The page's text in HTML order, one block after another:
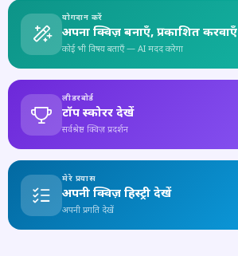
योगदान करें
अपना क्विज़ बनाएँ, प्रकाशित करवाएँ
कोई भी विषय बताएँ — AI मदद करेगा
लीडरबोर्ड
टॉप स्कोरर देखें
सर्वश्रेष्ठ क्विज़ प्रदर्शन
मेरे प्रयास
अपनी क्विज़ हिस्ट्री देखें
अपनी प्रगति देखें